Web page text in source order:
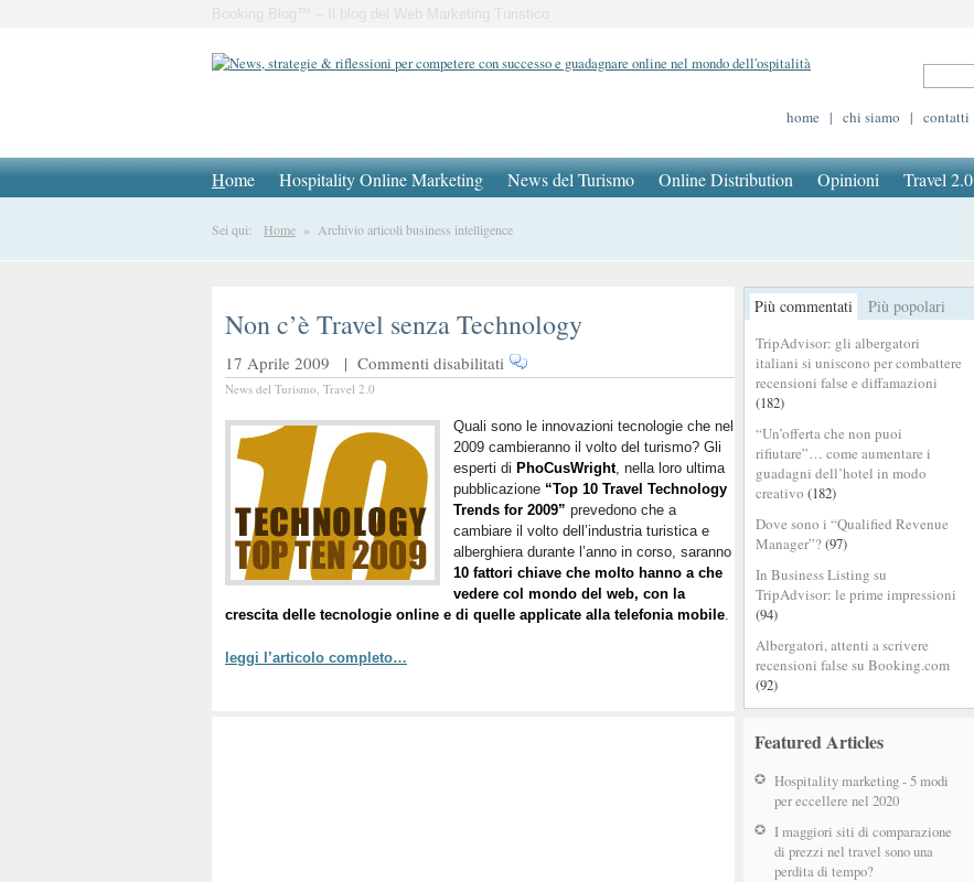
Booking Blog™ – Il blog del Web Marketing Turistico
home | chi siamo | contatti
Home Hospitality Online Marketing News del Turismo Online Distribution Opinioni Travel 2.0
Sei qui: Home » Archivio articoli business intelligence
Più commentati Più popolari
TripAdvisor: gli albergatori
italiani si uniscono per combattere
recensioni false e diffamazioni
(182)
“Un’offerta che non puoi
rifiutare”… come aumentare i
guadagni dell’hotel in modo
creativo (182)
Dove sono i “Qualified Revenue
Manager”?(97)
In Business Listing su
TripAdvisor: le prime impressioni
(94)
Albergatori, attenti a scrivere
recensioni false su Booking.com
(92)
Featured Articles
Hospitality marketing - 5 modi
per eccellere nel 2020
I maggiori siti di comparazione
di prezzi nel travel sono una
perdita di tempo?
Non c’è Travel senza Technology
17 Aprile 2009 | Commenti disabilitati su
Non
Travel
senza
Technology
News del Turismo, Travel 2.0
Quali sono le innovazioni tecnologie che nel
2009 cambieranno il volto del turismo? Gli
esperti di PhoCusWright, nella loro ultima
pubblicazione “Top 10 Travel Technology
Trends for 2009” prevedono che a
cambiare il volto dell’industria turistica e
alberghiera durante l’anno in corso, saranno
10 fattori chiave che molto hanno a che
vedere col mondo del web, con la
crescita delle tecnologie online e di quelle applicate alla telefonia mobile.
leggi l’articolo completo…